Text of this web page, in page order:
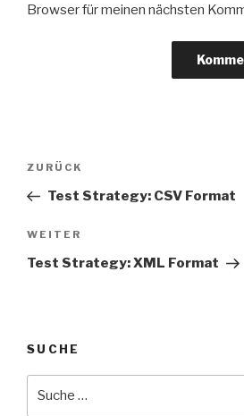
Browser für meinen nächsten
Beitragsnavigation
Vorheriger
Beitrag
ZURÜCK
Test Strategy: CSV Format
Nächster
Beitrag
WEITER
Test Strategy: XML Format
SUCHE